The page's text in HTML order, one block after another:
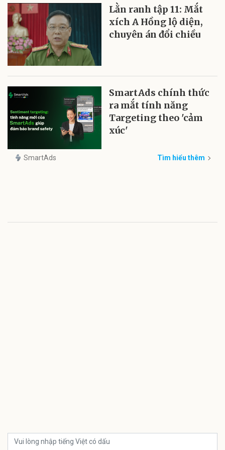
Lằn ranh tập 11: Mắt
xích A Hồng lộ diện,
chuyên án đổi chiều
SmartAds chính thức
ra mắt tính năng
Targeting theo 'cảm
xúc'
SmartAds Tìm hiểu thêm